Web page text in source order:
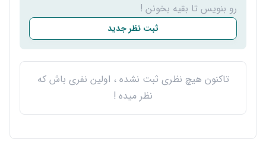
رو بنویس تا بقیه بخونن !
ثبت نظر جدید
تاکنون هیچ نظری ثبت نشده ، اولین نفری باش که
نظر میده !